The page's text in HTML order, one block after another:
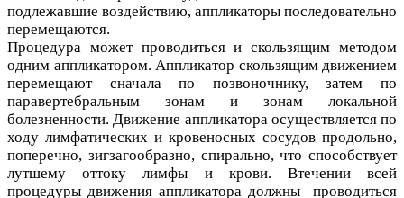
подлежавшие воздействию, аппликаторы последовательно
перемещаются.
Процедура может проводиться и скользящим методом
одним аппликатором. Аппликатор скользящим движением
перемещают сначала по позвоночнику, затем по
паравертебральным зонам и зонам локальной
болезненности. Движение аппликатора осуществляется по
ходу лимфатических и кровеносных сосудов продольно,
поперечно, зигзагообразно, спирально, что способствует
лутшему оттоку лимфы и крови. Втечении всей
процедуры движения аппликатора должны проводиться